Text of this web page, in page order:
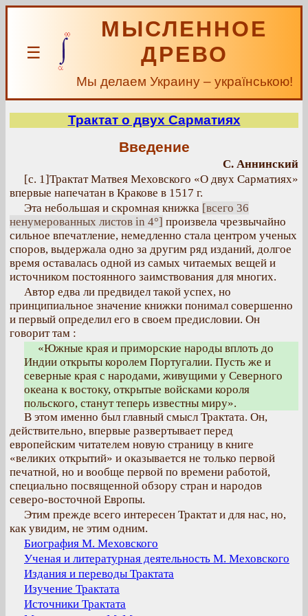
☰
МЫСЛЕННОЕ
ДРЕВО
Мы делаем Украину – українською!
Трактат о двух Сарматиях
Введение
С. Аннинский
[с. 1]Трактат Матвея Меховского «О двух Сарматиях»
впервые напечатан в Кракове в 1517 г.
Эта небольшая и скромная книжка [всего 36
ненумерованных листов in 4°] произвела чрезвычайно
сильное впечатление, немедленно стала центром ученых
споров, выдержала одно за другим ряд изданий, долгое
время оставалась одной из самых читаемых вещей и
источником постоянного заимствования для многих.
Автор едва ли предвидел такой успех, но
принципиальное значение книжки понимал совершенно
и первый определил его в своем предисловии. Он
говорит там :
«Южные края и приморские народы вплоть до
Индии открыты королем Португалии. Пусть же и
северные края с народами, живущими у Северного
океана к востоку, открытые войсками короля
польского, станут теперь известны миру».
В этом именно был главный смысл Трактата. Он,
действительно, впервые развертывает перед
европейским читателем новую страницу в книге
«великих открытий» и оказывается не только первой
печатной, но и вообще первой по времени работой,
специально посвященной обзору стран и народов
северо-восточной Европы.
Этим прежде всего интересен Трактат и для нас, но,
как увидим, не этим одним.
Биография М. Меховского
Ученая и литературная деятельность М. Меховского
Издания и переводы Трактата
Изучение Трактата
Источники Трактата